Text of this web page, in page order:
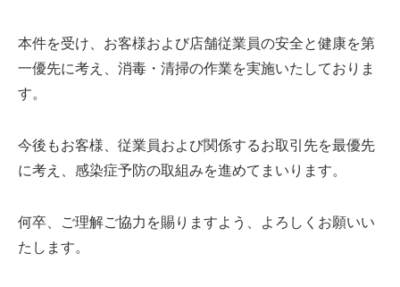
サステナビリティ
本件を受け、お客様および店舗従業員の安全と健康を第
一優先に考え、消毒・清掃の作業を実施いたしておりま
す。
今後もお客様、従業員および関係するお取引先を最優先
に考え、感染症予防の取組みを進めてまいります。
何卒、ご理解ご協力を賜りますよう、よろしくお願いい
たします。